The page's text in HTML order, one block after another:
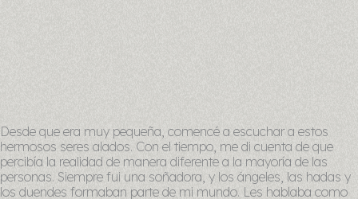
Desde que era muy pequeña, comencé a escuchar a estos
hermosos seres alados. Con el tiempo, me di cuenta de que
percibía la realidad de manera diferente a la mayoría de las
personas. Siempre fui una soñadora, y los ángeles, las hadas y
los duendes formaban parte de mi mundo. Les hablaba como